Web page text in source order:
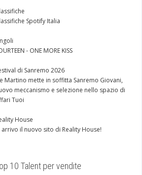
Spotify Italia
- ONE MORE KISS
di Sanremo 2026
Martino mette in soffitta Sanremo Giovani,
meccanismo e selezione nello spazio di
Tuoi
House
arrivo il nuovo sito di Reality House!
10 Talent per vendite